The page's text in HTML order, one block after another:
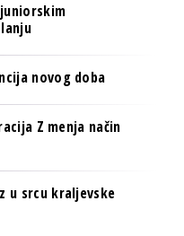
novog doba
Z menja način
u srcu kraljevske